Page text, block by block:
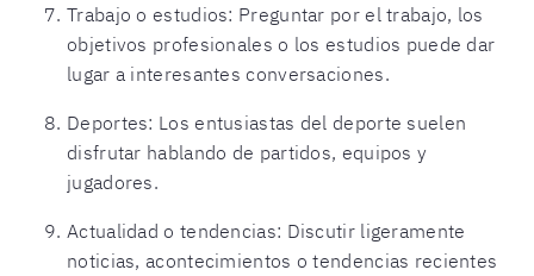
Trabajo o estudios: Preguntar por el trabajo, los
objetivos profesionales o los estudios puede dar
lugar a interesantes conversaciones.
Deportes: Los entusiastas del deporte suelen
disfrutar hablando de partidos, equipos y
jugadores.
Actualidad o tendencias: Discutir ligeramente
noticias, acontecimientos o tendencias recientes